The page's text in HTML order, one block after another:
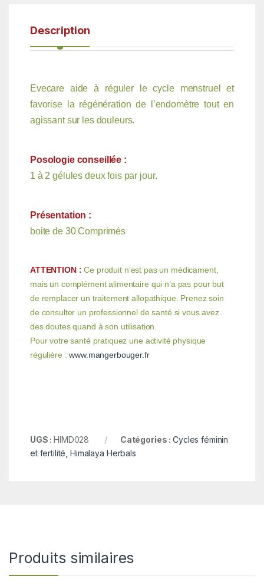
Description
Evecare aide à réguler le cycle menstruel et
favorise la régénération de l’endomètre tout en
agissant sur les douleurs.
Posologie conseillée :
1 à 2 gélules deux fois par jour.
Présentation :
boite de 30 Comprimés
ATTENTION : Ce produit n’est pas un médicament,
mais un complément alimentaire qui n’a pas pour but
de remplacer un traitement allopathique. Prenez soin
de consulter un professionnel de santé si vous avez
des doutes quand à son utilisation.
Pour votre santé pratiquez une activité physique
régulière :www.mangerbouger.fr
UGS :HIMD028 Catégories :Cycles féminin
et fertilité ,Himalaya Herbals
Produits similaires